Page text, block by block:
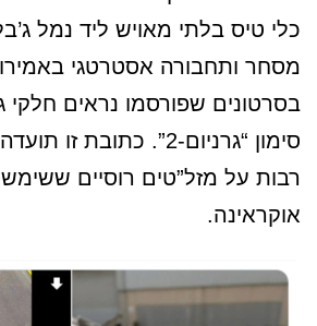
כלי טיס בלתי מאויש ליד נמל
מסחר ותחבורה אסטרטגי
בסרטונים שפורסמו נראים חלקי
סימון “גרניום-2”. כתובת
רבות על מזל”טים רוסיים
אוקראינה.